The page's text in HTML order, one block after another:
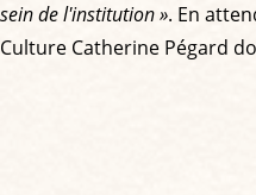
sein de l'institution ». En
Culture Catherine Pégard